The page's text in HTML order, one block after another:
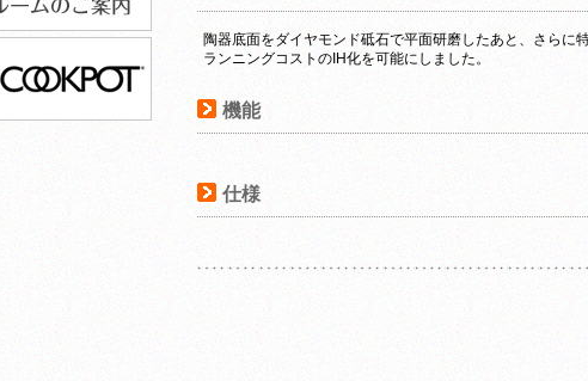
陶器底面をダイヤモンド砥石で平面研磨したあと、さらに
ランニングコストのIH化を可能にしました。
機能
仕様